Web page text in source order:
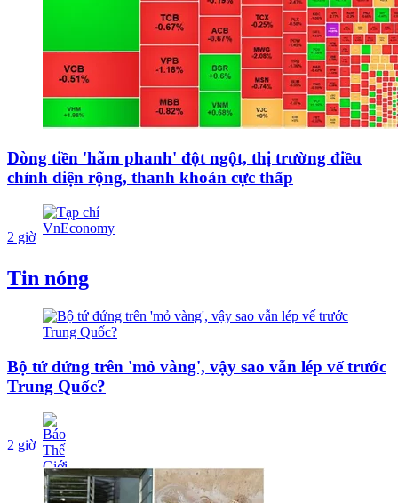
Dòng tiền 'hãm phanh' đột ngột, thị trường điều
chỉnh diện rộng, thanh khoản cực thấp
2 giờ
Tin nóng
Bộ tứ đứng trên 'mỏ vàng', vậy sao vẫn lép vế trước
Trung Quốc?
2 giờ